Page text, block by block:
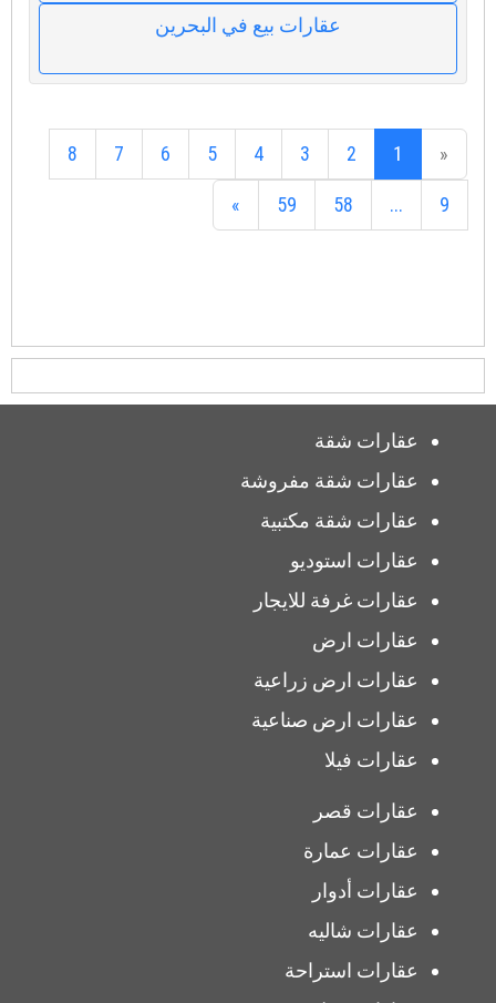
عقارات بيع في البحرين
«
1
2
3
4
5
6
7
8
9
...
58
59
»
عقارات شقة
عقارات شقة مفروشة
عقارات شقة مكتبية
عقارات استوديو
عقارات غرفة للايجار
عقارات ارض
عقارات ارض زراعية
عقارات ارض صناعية
عقارات فيلا
عقارات قصر
عقارات عمارة
عقارات أدوار
عقارات شاليه
عقارات استراحة